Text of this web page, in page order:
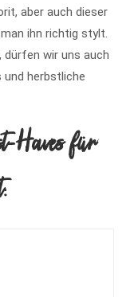
aber auch dieser
ihn richtig stylt.
dürfen wir uns auch
herbstliche
Haves für